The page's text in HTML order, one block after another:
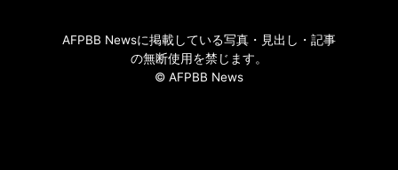
AFPBB Newsに掲載している写真・見出し・記事
の無断使用を禁じます。
© AFPBB News